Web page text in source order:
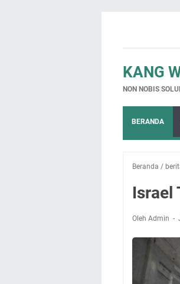
KANG
NON NOBIS
BERANDA
Beranda /
Israel
Oleh Admin